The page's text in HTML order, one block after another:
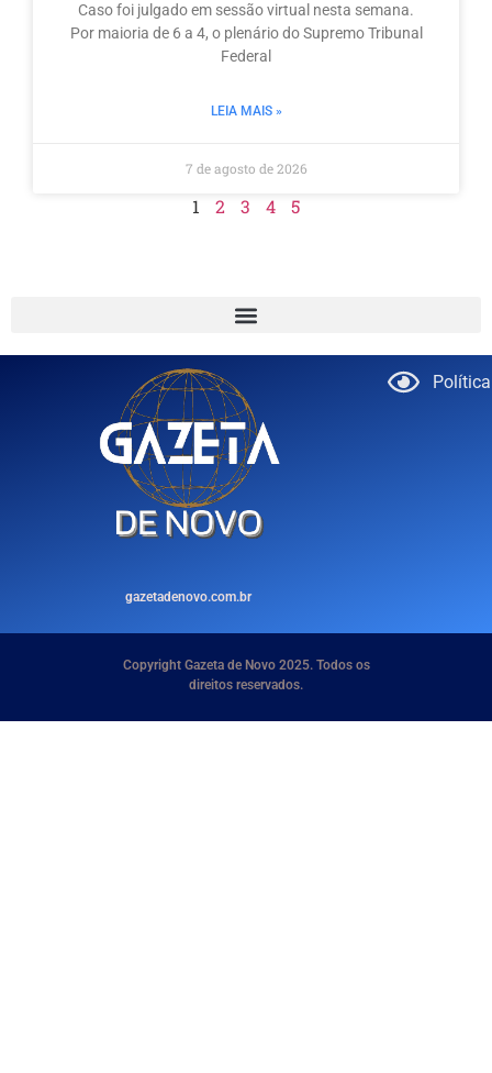
Caso foi julgado em sessão virtual nesta semana.
Por maioria de 6 a 4, o plenário do Supremo Tribunal
Federal
LEIA MAIS »
7 de agosto de 2026
1 2 3 4 5
gazetadenovo.com.br
Copyright Gazeta de Novo 2025. Todos os
direitos reservados.